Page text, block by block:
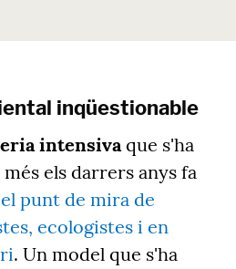
inqüestionable
intensivaque s'ha
els darrers anys fa
punt de mira de
ecologistes i en
. Un model que s'ha